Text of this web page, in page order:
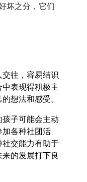
坏之分，它们
往，容易结识
表现得积极主
想法和感受。
子可能会主动
各种社团活
交能力有助于
的发展打下良